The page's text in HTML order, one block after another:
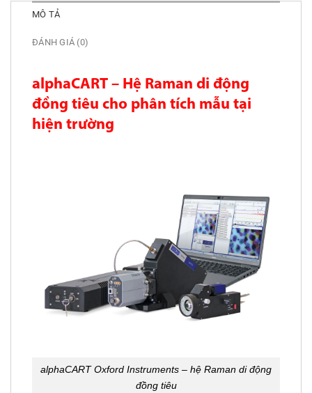
MÔ TẢ
ĐÁNH GIÁ (0)
alphaCART – Hệ Raman di động
đồng tiêu cho phân tích mẫu tại
hiện trường
alphaCART Oxford Instruments – hệ Raman di động
đồng tiêu